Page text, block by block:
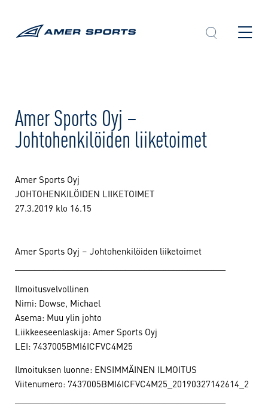
Amer Sports Oyj –
Johtohenkilöiden liiketoimet
Amer Sports Oyj
JOHTOHENKILÖIDEN LIIKETOIMET
27.3.2019 klo 16.15
Amer Sports Oyj – Johtohenkilöiden liiketoimet
Ilmoitusvelvollinen
Nimi: Dowse, Michael
Asema: Muu ylin johto
Liikkeeseenlaskija: Amer Sports Oyj
LEI: 7437005BMI6ICFVC4M25
Ilmoituksen luonne: ENSIMMÄINEN ILMOITUS
Viitenumero: 7437005BMI6ICFVC4M25_20190327142614_2